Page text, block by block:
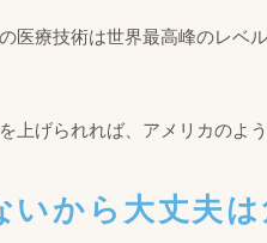
医療技術は世界最高峰のレベ
上げられれば、アメリカのよ
から大丈夫は